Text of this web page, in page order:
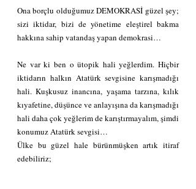
Ona borçlu olduğumuz DEMOKRASİ güzel şey;
sizi iktidar, bizi de yönetime eleştirel bakma
hakkına sahip vatandaş yapan demokrasi…
Ne var ki ben o ütopik hali yeğlerdim. Hiçbir
iktidarın halkın Atatürk sevgisine karışmadığı
hali. Kuşkusuz inancına, yaşama tarzına, kılık
kıyafetine, düşünce ve anlayışına da karışmadığı
hali daha çok yeğlerim de karıştırmayalım, şimdi
konumuz Atatürk sevgisi…
Ülke bu güzel hale bürünmüşken artık itiraf
edebiliriz;